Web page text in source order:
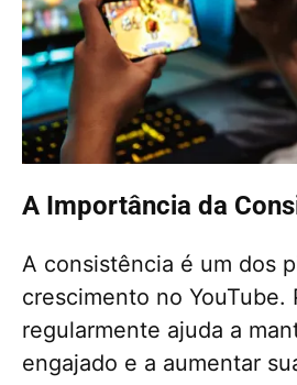
A Importância da
A consistência é um dos
crescimento no YouTube.
regularmente ajuda a
engajado e a aumentar